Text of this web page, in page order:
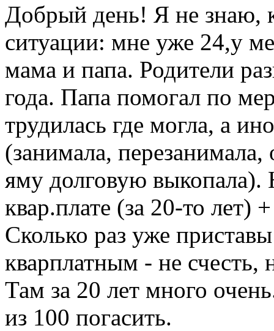
Добрый день! Я не знаю,
ситуации: мне уже 24,у
мама и папа. Родители
года. Папа помогал по
трудилась где могла, а
(занимала,
яму долговую выкопала).
квар.плате (за 20-то лет)
Сколько раз уже
кварплатным - не счесть,
Там за 20 лет много
из 100 погасить.